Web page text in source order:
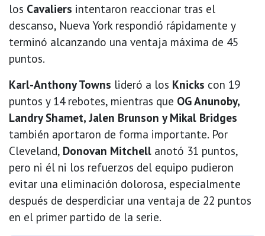
los Cavaliers intentaron reaccionar tras el
descanso, Nueva York respondió rápidamente y
terminó alcanzando una ventaja máxima de 45
puntos.
Karl-Anthony Towns lideró a los Knicks con 19
puntos y 14 rebotes, mientras que OG Anunoby,
Landry Shamet, Jalen Brunson y Mikal Bridges
también aportaron de forma importante. Por
Cleveland, Donovan Mitchell anotó 31 puntos,
pero ni él ni los refuerzos del equipo pudieron
evitar una eliminación dolorosa, especialmente
después de desperdiciar una ventaja de 22 puntos
en el primer partido de la serie.